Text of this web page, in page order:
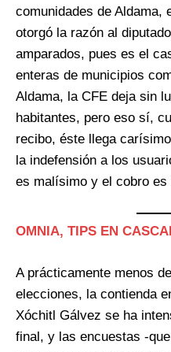
comunidades de Aldama,
otorgó la razón al
amparados, pues es el
enteras de municipios
Aldama, la CFE deja sin
habitantes, pero eso sí,
recibo, éste llega
la indefensión a los
es malísimo y el cobro
OMNIA, TIPS EN
A prácticamente menos
elecciones, la contienda
Xóchitl Gálvez se ha
final, y las encuestas -